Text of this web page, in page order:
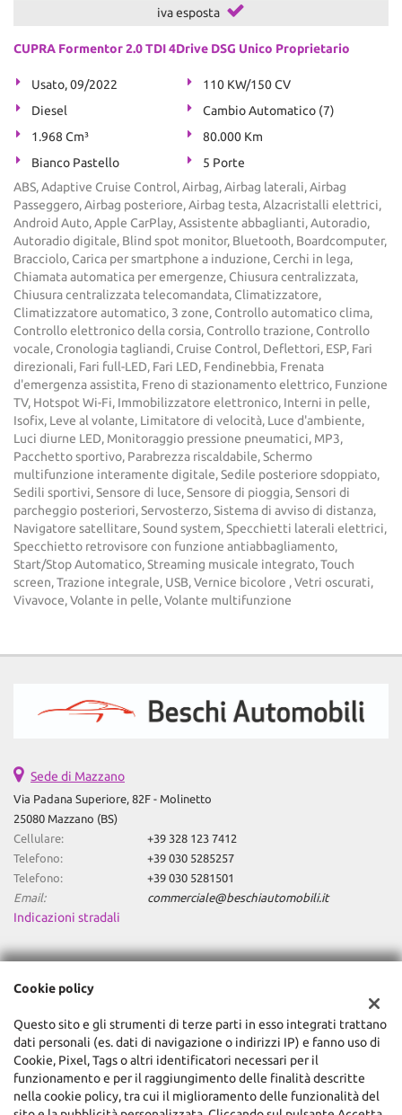
iva esposta
CUPRA Formentor 2.0 TDI 4Drive DSG Unico Proprietario
Usato, 09/2022
110 KW/150 CV
Diesel
Cambio Automatico (7)
1.968 Cm³
80.000 Km
Bianco Pastello
5 Porte
ABS, Adaptive Cruise Control, Airbag, Airbag laterali, Airbag
Passeggero, Airbag posteriore, Airbag testa, Alzacristalli elettrici,
Android Auto, Apple CarPlay, Assistente abbaglianti, Autoradio,
Autoradio digitale, Blind spot monitor, Bluetooth, Boardcomputer,
Bracciolo, Carica per smartphone a induzione, Cerchi in lega,
Chiamata automatica per emergenze, Chiusura centralizzata,
Chiusura centralizzata telecomandata, Climatizzatore,
Climatizzatore automatico, 3 zone, Controllo automatico clima,
Controllo elettronico della corsia, Controllo trazione, Controllo
vocale, Cronologia tagliandi, Cruise Control, Deflettori, ESP, Fari
direzionali, Fari full-LED, Fari LED, Fendinebbia, Frenata
d'emergenza assistita, Freno di stazionamento elettrico, Funzione
TV, Hotspot Wi-Fi, Immobilizzatore elettronico, Interni in pelle,
Isofix, Leve al volante, Limitatore di velocità, Luce d'ambiente,
Luci diurne LED, Monitoraggio pressione pneumatici, MP3,
Pacchetto sportivo, Parabrezza riscaldabile, Schermo
multifunzione interamente digitale, Sedile posteriore sdoppiato,
Sedili sportivi, Sensore di luce, Sensore di pioggia, Sensori di
parcheggio posteriori, Servosterzo, Sistema di avviso di distanza,
Navigatore satellitare, Sound system, Specchietti laterali elettrici,
Specchietto retrovisore con funzione antiabbagliamento,
Start/Stop Automatico, Streaming musicale integrato, Touch
screen, Trazione integrale, USB, Vernice bicolore , Vetri oscurati,
Vivavoce, Volante in pelle, Volante multifunzione
Sede di Mazzano
Via Padana Superiore, 82F - Molinetto
25080 Mazzano (BS)
Cellulare:
+39 328 123 7412
Telefono:
+39 030 5285257
Telefono:
+39 030 5281501
Email:
commerciale@beschiautomobili.it
Indicazioni stradali
Dati fiscali:
Global Trade Srl
Via Machiavelli, 3, Mazzano (BS)
C.F/P.IVA:03474430984
Registro delle imprese:BS
Cookie policy
Questo sito e gli strumenti di terze parti in esso integrati trattano
dati personali (es. dati di navigazione o indirizzi IP) e fanno uso di
Cookie, Pixel, Tags o altri identificatori necessari per il
funzionamento e per il raggiungimento delle finalità descritte
nella cookie policy, tra cui il miglioramento delle funzionalità del